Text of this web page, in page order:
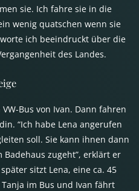
sie. Ich fahre sie in die
wenig quatschen wenn sie
ich beeindruckt über die
des Landes.
Bus von Ivan. Dann fahren
“Ich habe Lena angerufen
soll. Sie kann ihnen dann
zugeht”, erklärt er
sitzt Lena, eine ca. 45
im Bus und Ivan fährt